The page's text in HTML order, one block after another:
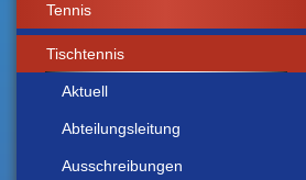
Tennis
Tischtennis
Aktuell
Abteilungsleitung
Ausschreibungen